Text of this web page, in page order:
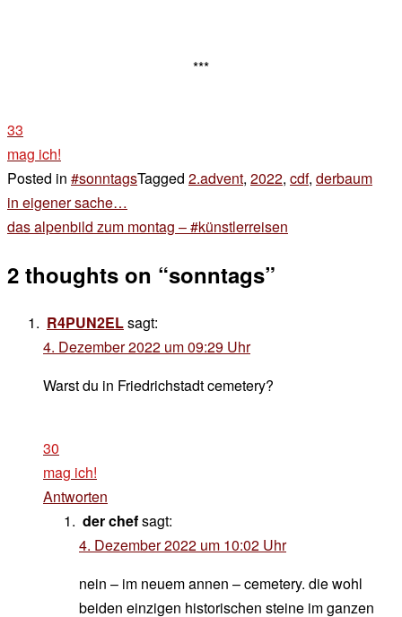
***
33
mag ich!
Posted in #sonntagsTagged 2.advent, 2022, cdf, derbaum
Beitragsnavigation
in eigener sache…
das alpenbild zum montag – #künstlerreisen
2 thoughts on “sonntags”
R4PUN2ELsagt:
4. Dezember 2022 um 09:29 Uhr
Warst du in Friedrichstadt cemetery?
30
mag ich!
Antworten
der chefsagt:
4. Dezember 2022 um 10:02 Uhr
nein – im neuem annen – cemetery. die wohl
beiden einzigen historischen steine im ganzen